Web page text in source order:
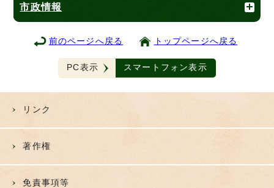
市政情報
前のページへ戻る トップページへ戻る
PC表示 スマートフォン表示
リンク
著作権
免責事項等